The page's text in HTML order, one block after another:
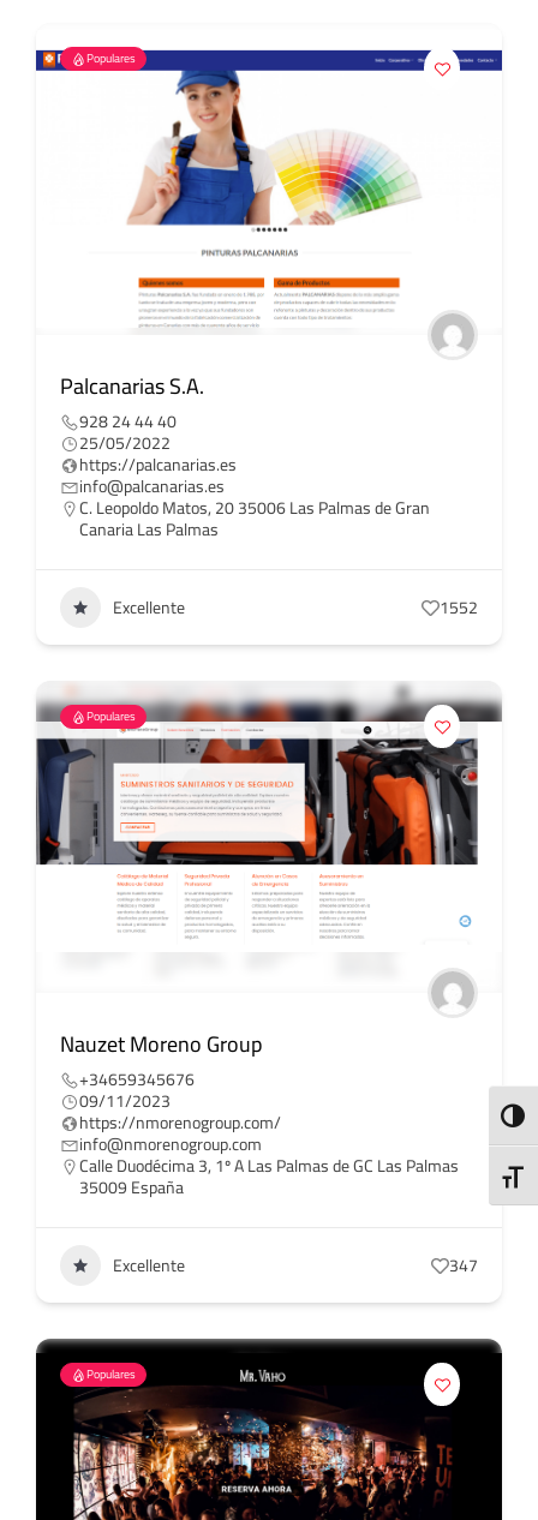
Populares
Palcanarias S.A.
928 24 44 40
25/05/2022
https://palcanarias.es
info@palcanarias.es
C. Leopoldo Matos, 20 35006 Las Palmas de Gran
Canaria Las Palmas
Excellente 1552
Populares
Nauzet Moreno Group
+34659345676
09/11/2023
https://nmorenogroup.com/
info@nmorenogroup.com
Calle Duodécima 3, 1º A Las Palmas de GC Las Palmas
35009 España
Excellente 347
Populares